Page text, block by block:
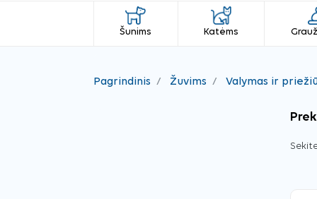
Šunims Katėms
Pagrindinis Žuvims Valymas ir